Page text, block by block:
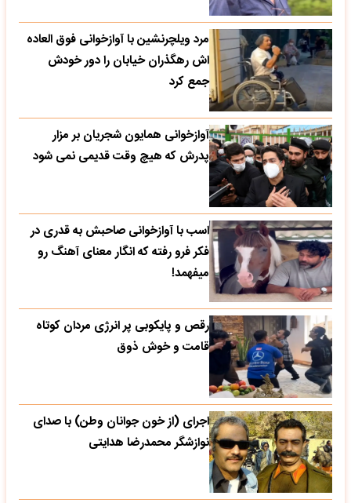
مرد ویلچرنشین با آوازخوانی فوق العاده
اش رهگذران خیابان را دور خودش
جمع کرد
آوازخوانی همایون شجریان بر مزار
پدرش که هیچ وقت قدیمی نمی شود
اسب با آوازخوانی صاحبش به قدری در
فکر فرو رفته که انگار معنای آهنگ رو
میفهمد!
رقص و پایکوبی پر انرژی مردان کوتاه
قامت و خوش ذوق
اجرای (از خون جوانان وطن) با صدای
نوازشگر محمدرضا هدایتی